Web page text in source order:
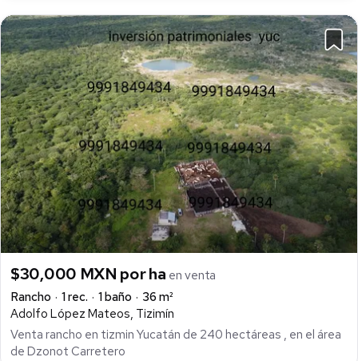
$30,000 MXN por ha en venta
Rancho
1 rec. 1 baño
36 m²
Adolfo López Mateos, Tizimín
Venta rancho en tizmin Yucatán de 240 hectáreas , en el área
de Dzonot Carretero